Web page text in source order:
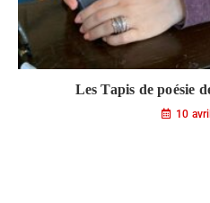
Les Tapis de poésie
10